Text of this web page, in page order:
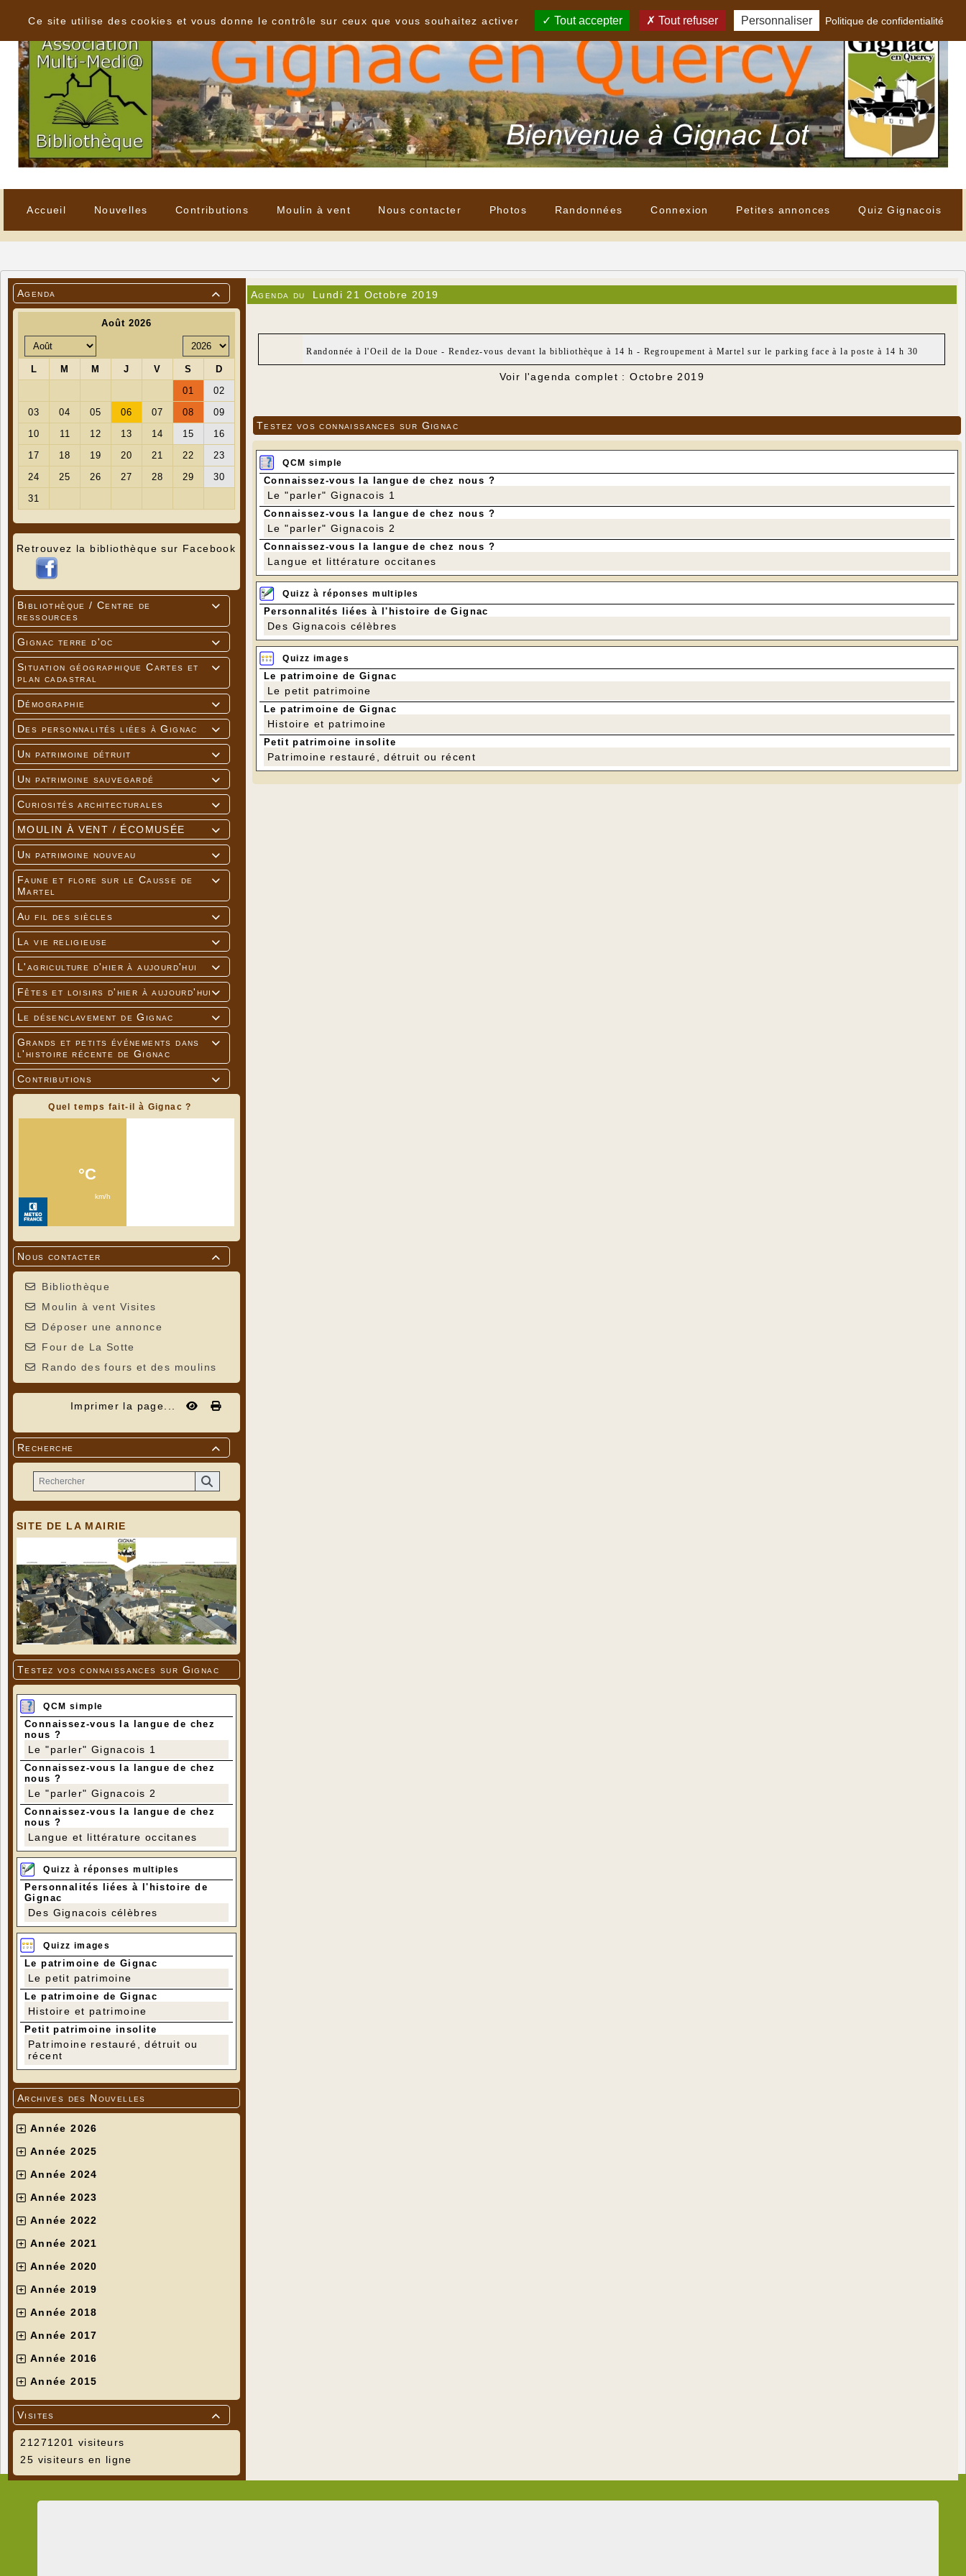
Accueil Nouvelles Contributions Moulin à vent Nous contacter Photos Randonnées Connexion Petites annonces Quiz Gignacois

Agenda
Retrouvez la bibliothèque sur Facebook

Bibliothèque / Centre de
ressources

Gignac terre d'oc

Situation géographique Cartes et
plan cadastral

Démographie

Des personnalités liées à Gignac

Un patrimoine détruit

Un patrimoine sauvegardé

Curiosités architecturales

MOULIN À VENT / ÉCOMUSÉE

Un patrimoine nouveau

Faune et flore sur le Causse de
Martel

Au fil des siècles

La vie religieuse

L'agriculture d'hier à aujourd'hui

Fêtes et loisirs d'hier à aujourd'hui

Le désenclavement de Gignac

Grands et petits événements dans
l'histoire récente de Gignac

Contributions
Quel temps fait-il à Gignac ?

Nous contacter
Bibliothèque
Moulin à vent Visites
Déposer une annonce
Four de La Sotte
Rando des fours et des moulins
Imprimer la page...

Recherche
SITE DE LA MAIRIE
Testez vos connaissances sur Gignac
QCM simple
Connaissez-vous la langue de chez
nous ?
Le "parler" Gignacois 1
Connaissez-vous la langue de chez
nous ?
Le "parler" Gignacois 2
Connaissez-vous la langue de chez
nous ?
Langue et littérature occitanes
Quizz à réponses multiples
Personnalités liées à l'histoire de
Gignac
Des Gignacois célèbres
Quizz images
Le patrimoine de Gignac
Le petit patrimoine
Le patrimoine de Gignac
Histoire et patrimoine
Petit patrimoine insolite
Patrimoine restauré, détruit ou
récent
Archives des Nouvelles
Année 2026
Année 2025
Année 2024
Année 2023
Année 2022
Année 2021
Année 2020
Année 2019
Année 2018
Année 2017
Année 2016
Année 2015

Visites
21271201 visiteurs
25 visiteurs en ligne
Agenda du Lundi 21 Octobre 2019
Randonnée à l'Oeil de la Doue - Rendez-vous devant la bibliothèque à 14 h - Regroupement à Martel sur le parking face à la poste à 14 h 30
Voir l'agenda complet : Octobre 2019
Testez vos connaissances sur Gignac
QCM simple
Connaissez-vous la langue de chez nous ?
Le "parler" Gignacois 1
Connaissez-vous la langue de chez nous ?
Le "parler" Gignacois 2
Connaissez-vous la langue de chez nous ?
Langue et littérature occitanes
Quizz à réponses multiples
Personnalités liées à l'histoire de Gignac
Des Gignacois célèbres
Quizz images
Le patrimoine de Gignac
Le petit patrimoine
Le patrimoine de Gignac
Histoire et patrimoine
Petit patrimoine insolite
Patrimoine restauré, détruit ou récent
Ce site utilise des cookies et vous donne le contrôle sur ceux que vous souhaitez activer
Tout accepter Tout refuser Personnaliser Politique de confidentialité